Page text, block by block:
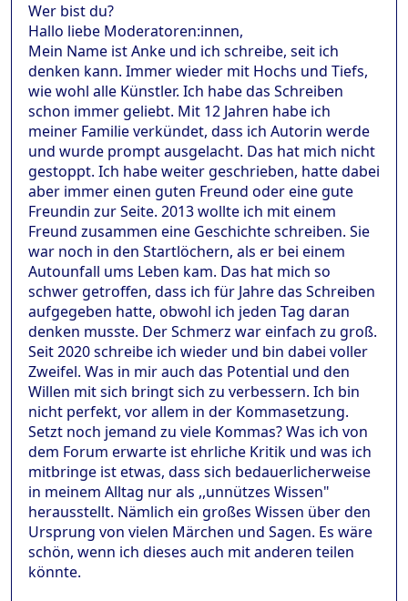
Wer bist du?
Hallo liebe Moderatoren:innen,
Mein Name ist Anke und ich schreibe, seit ich
denken kann. Immer wieder mit Hochs und Tiefs,
wie wohl alle Künstler. Ich habe das Schreiben
schon immer geliebt. Mit 12 Jahren habe ich
meiner Familie verkündet, dass ich Autorin werde
und wurde prompt ausgelacht. Das hat mich nicht
gestoppt. Ich habe weiter geschrieben, hatte dabei
aber immer einen guten Freund oder eine gute
Freundin zur Seite. 2013 wollte ich mit einem
Freund zusammen eine Geschichte schreiben. Sie
war noch in den Startlöchern, als er bei einem
Autounfall ums Leben kam. Das hat mich so
schwer getroffen, dass ich für Jahre das Schreiben
aufgegeben hatte, obwohl ich jeden Tag daran
denken musste. Der Schmerz war einfach zu groß.
Seit 2020 schreibe ich wieder und bin dabei voller
Zweifel. Was in mir auch das Potential und den
Willen mit sich bringt sich zu verbessern. Ich bin
nicht perfekt, vor allem in der Kommasetzung.
Setzt noch jemand zu viele Kommas? Was ich von
dem Forum erwarte ist ehrliche Kritik und was ich
mitbringe ist etwas, dass sich bedauerlicherweise
in meinem Alltag nur als ,,unnützes Wissen"
herausstellt. Nämlich ein großes Wissen über den
Ursprung von vielen Märchen und Sagen. Es wäre
schön, wenn ich dieses auch mit anderen teilen
könnte.